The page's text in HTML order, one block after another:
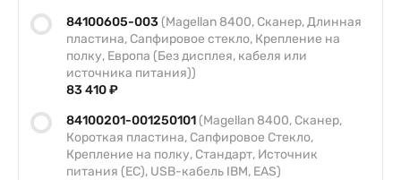
84100605-003 (Magellan 8400, Сканер, Длинная
пластина, Сапфировое стекло, Крепление на
полку, Европа (Без дисплея, кабеля или
источника питания))
83 410 ₽
84100201-001250101 (Magellan 8400, Сканер,
Короткая пластина, Сапфировое Стекло,
Крепление на полку, Стандарт, Источник
питания (ЕС), USB-кабель IBM, EAS)